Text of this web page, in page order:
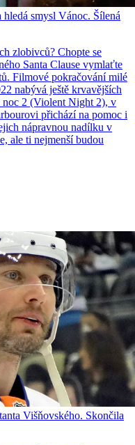
smysl Vánoc. Šílená
zlobivců? Chopte se
Santa Clause vymlaťte
Filmové pokračování milé
nabývá ještě krvavějších
noc 2 (Violent Night 2), v
přichází na pomoc i
nápravnou nadílku v
ale ti nejmenší budou
Višňovského. Skončila